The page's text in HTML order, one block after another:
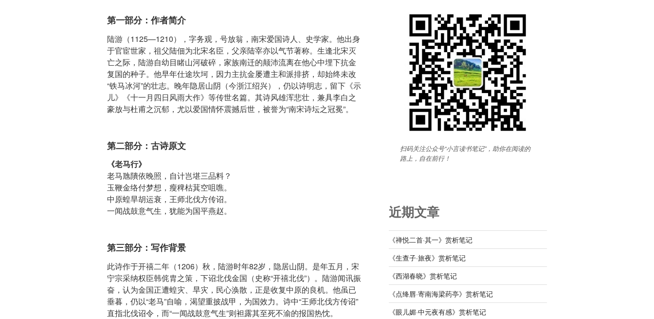
第一部分：作者简介
陆游（1125—1210），字务观，号放翁，南宋爱国诗人、史学家。他出身
于官宦世家，祖父陆佃为北宋名臣，父亲陆宰亦以气节著称。生逢北宋灭
亡之际，陆游自幼目睹山河破碎，家族南迁的颠沛流离在他心中埋下抗金
复国的种子。他早年仕途坎坷，因力主抗金屡遭主和派排挤，却始终未改
“铁马冰河”的壮志。晚年隐居山阴（今浙江绍兴），仍以诗明志，留下《示
儿》《十一月四日风雨大作》等传世名篇。其诗风雄浑悲壮，兼具李白之
豪放与杜甫之沉郁，尤以爱国情怀震撼后世，被誉为“南宋诗坛之冠冕”。
第二部分：古诗原文
《老马行》
老马虺隤依晚照，自计岂堪三品料？
玉鞭金络付梦想，瘦稗枯萁空咀噍。
中原蝗旱胡运衰，王师北伐方传诏。
一闻战鼓意气生，犹能为国平燕赵。
第三部分：写作背景
此诗作于开禧二年（1206）秋，陆游时年82岁，隐居山阴。是年五月，宋
宁宗采纳权臣韩侂胄之策，下诏北伐金国（史称“开禧北伐”）。陆游闻讯振
奋，认为金国正遭蝗灾、旱灾，民心涣散，正是收复中原的良机。他虽已
垂暮，仍以“老马”自喻，渴望重披战甲，为国效力。诗中“王师北伐方传诏”
直指北伐诏令，而“一闻战鼓意气生”则袒露其至死不渝的报国热忱。
扫码关注公众号“小言读书笔记”，助你在阅读的
路上，自在前行！
近期文章
《禅悦二首·其一》赏析笔记
《生查子·旅夜》赏析笔记
《西湖春晓》赏析笔记
《点绛唇·寄南海梁药亭》赏析笔记
《眼儿媚·中元夜有感》赏析笔记